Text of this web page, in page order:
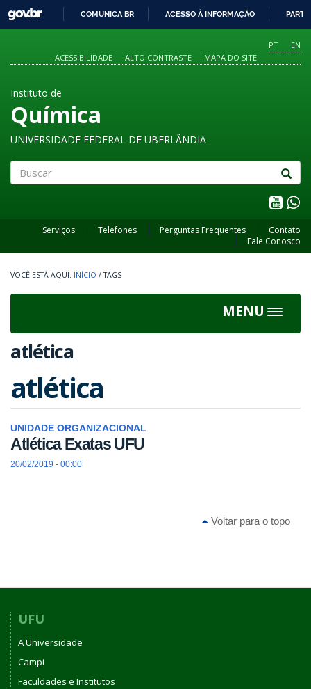
O
CONTEÚDO
GOVBR
COMUNICA BR ACESSO À INFORMAÇÃO
PT
EN
ACESSIBILIDADE
ALTO CONTRASTE MAPA DO SITE
Instituto de
Química
UNIVERSIDADE FEDERAL DE UBERLÂNDIA
Serviços Telefones Perguntas Frequentes
Contato
Fale Conosco
INÍCIO / TAGS
MENU
Toggle
atlética
atlética
UNIDADE ORGANIZACIONAL
Atlética Exatas UFU
20/02/2019 - 00:00
Voltar para o topo
UFU
A Universidade
Campi
Faculdades e Institutos